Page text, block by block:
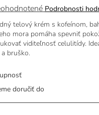
Podrobnosti
doručiť do
telový krém s kofeínom,
mora pomáha spevniť
viditeľnosť celulitídy.
bruško.